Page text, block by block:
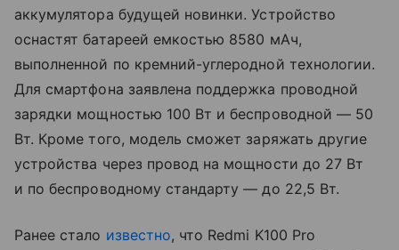
аккумулятора будущей новинки. Устройство
оснастят батареей емкостью 8580 мАч,
выполненной по кремний-углеродной технологии.
Для смартфона заявлена поддержка проводной
зарядки мощностью 100 Вт и беспроводной — 50
Вт. Кроме того, модель сможет заряжать другие
устройства через провод на мощности до 27 Вт
и по беспроводному стандарту — до 22,5 Вт.
Ранее стало известно, что Redmi K100 Pro